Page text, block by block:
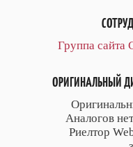
Группа сайта
ОРИГИНАЛЬНЫЙ
Аналогов
Риелтор